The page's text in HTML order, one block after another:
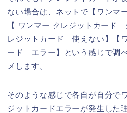
ない場合は、ネットで【ワンマ
【 ワンマー クレジットカード
レジットカード 使えない】【
ード エラー】という感じで調
メします。
そのような感じで各自が自分で
ジットカードエラーが発生した